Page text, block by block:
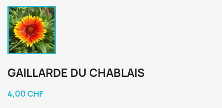
GAILLARDE DU CHABLAIS
4,00 CHF